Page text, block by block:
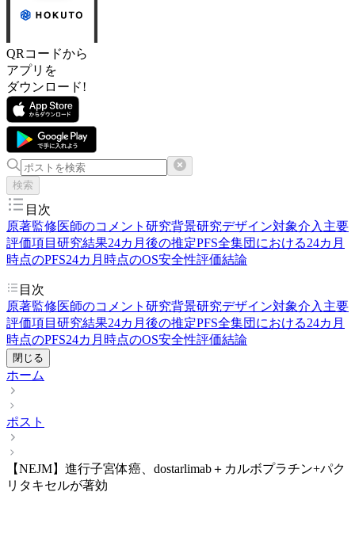
QRコードから
アプリを
ダウンロード!
検索
目次
原著監修医師のコメント 研究背景研究デザイン対象介入主要
評価項目 研究結果24カ月後の推定PFS全集団における24カ月
時点のPFS24カ月時点のOS安全性評価結論
目次
原著監修医師のコメント 研究背景研究デザイン対象介入主要
評価項目 研究結果24カ月後の推定PFS全集団における24カ月
時点のPFS24カ月時点のOS安全性評価結論
閉じる
ホーム
ポスト
【NEJM】進行子宮体癌、dostarlimab＋カルボプラチン+パク
リタキセルが著効